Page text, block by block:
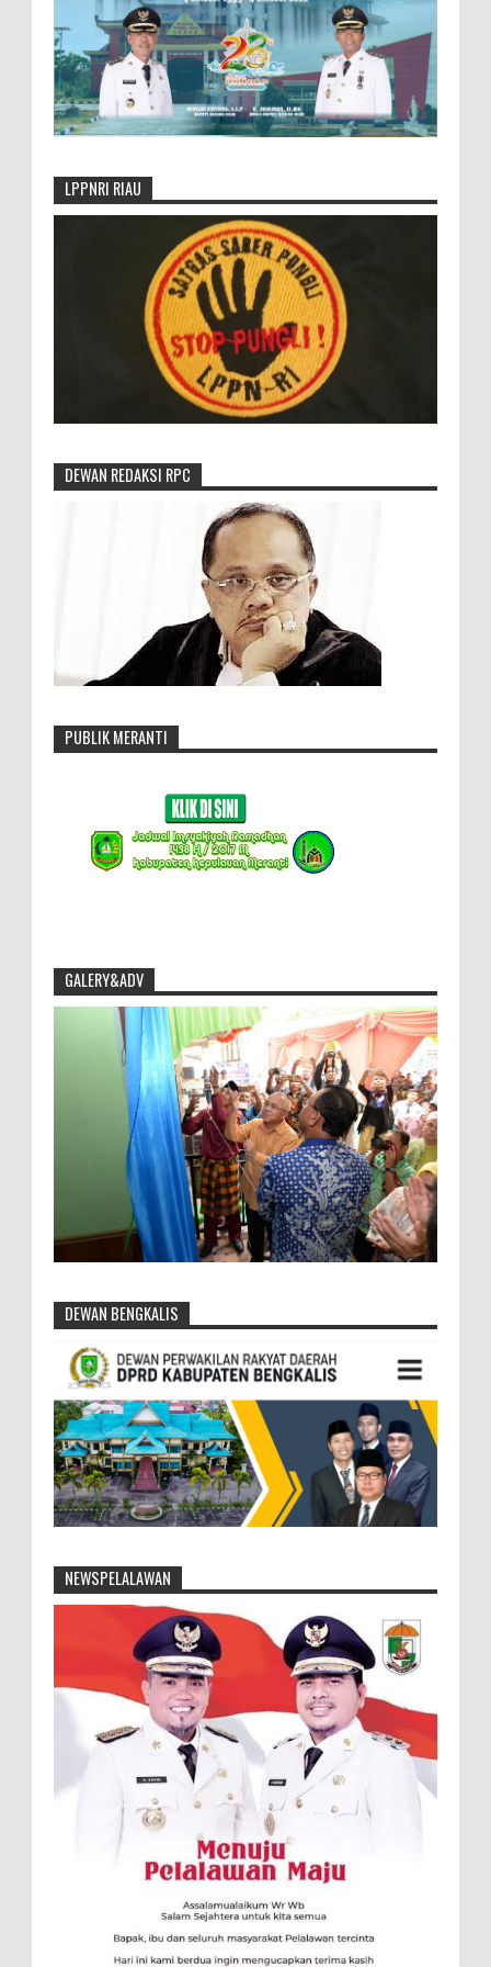
LPPNRI RIAU
DEWAN REDAKSI RPC
PUBLIK MERANTI
GALERY&ADV
DEWAN BENGKALIS
NEWSPELALAWAN